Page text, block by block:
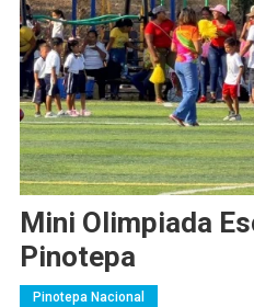
Mini Olimpiada
Pinotepa
Pinotepa Nacional